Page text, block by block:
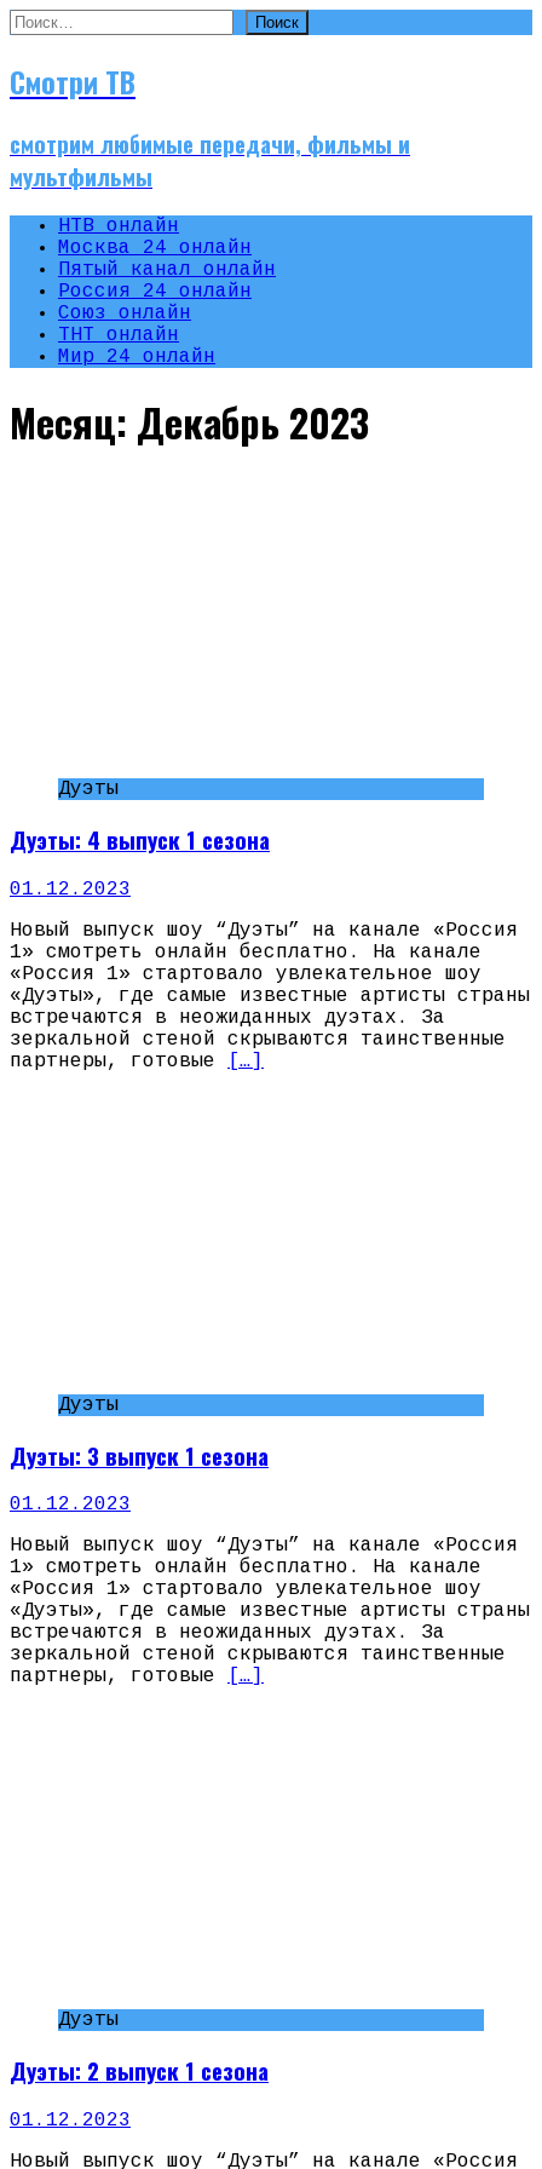
Найти:
Смотри ТВ
смотрим любимые передачи, фильмы и
мультфильмы
НТВ онлайн
Москва 24 онлайн
Пятый канал онлайн
Россия 24 онлайн
Союз онлайн
ТНТ онлайн
Мир 24 онлайн
Месяц: Декабрь 2023
Дуэты
Дуэты: 4 выпуск 1 сезона
01.12.2023
Новый выпуск шоу “Дуэты” на канале «Россия
1» смотреть онлайн бесплатно. На канале
«Россия 1» стартовало увлекательное шоу
«Дуэты», где самые известные артисты страны
встречаются в неожиданных дуэтах. За
зеркальной стеной скрываются таинственные
партнеры, готовые
[…]
Дуэты
Дуэты: 3 выпуск 1 сезона
01.12.2023
Новый выпуск шоу “Дуэты” на канале «Россия
1» смотреть онлайн бесплатно. На канале
«Россия 1» стартовало увлекательное шоу
«Дуэты», где самые известные артисты страны
встречаются в неожиданных дуэтах. За
зеркальной стеной скрываются таинственные
партнеры, готовые
[…]
Дуэты
Дуэты: 2 выпуск 1 сезона
01.12.2023
Новый выпуск шоу “Дуэты” на канале «Россия